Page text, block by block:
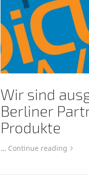
Wir sind
Berliner
Produkte
… Continue reading